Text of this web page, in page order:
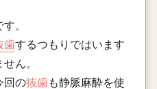
。
歯するつもりではいます
ん。
回の抜歯 も静脈麻酔を使